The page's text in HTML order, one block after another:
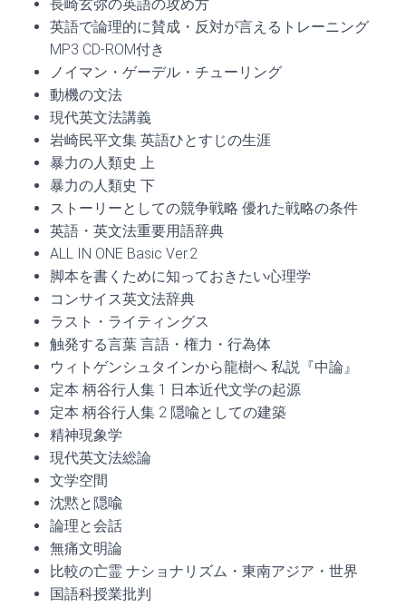
長崎玄弥の英語の攻め方
英語で論理的に賛成・反対が言えるトレーニング
MP3 CD-ROM付き
ノイマン・ゲーデル・チューリング
動機の文法
現代英文法講義
岩崎民平文集 英語ひとすじの生涯
暴力の人類史 上
暴力の人類史 下
ストーリーとしての競争戦略 優れた戦略の条件
英語・英文法重要用語辞典
ALL IN ONE Basic Ver.2
脚本を書くために知っておきたい心理学
コンサイス英文法辞典
ラスト・ライティングス
触発する言葉 言語・権力・行為体
ウィトゲンシュタインから龍樹へ 私説『中論』
定本 柄谷行人集 1 日本近代文学の起源
定本 柄谷行人集 2 隠喩としての建築
精神現象学
現代英文法総論
文学空間
沈黙と隠喩
論理と会話
無痛文明論
比較の亡霊 ナショナリズム・東南アジア・世界
国語科授業批判